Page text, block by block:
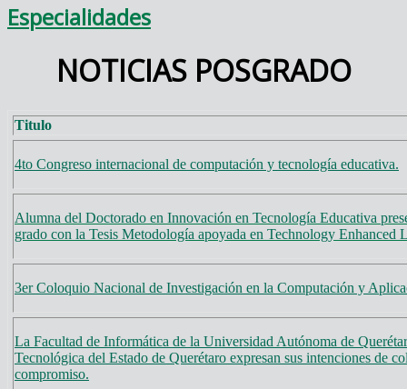
Especialidades
NOTICIAS POSGRADO
Titulo
4to Congreso internacional de computación y tecnología educativa.
Alumna del Doctorado en Innovación en Tecnología Educativa
grado con la Tesis Metodología apoyada en Technology Enhanced
3er Coloquio Nacional de Investigación en la Computación y
La Facultad de Informática de la Universidad Autónoma de
Tecnológica del Estado de Querétaro expresan sus intenciones de
compromiso.